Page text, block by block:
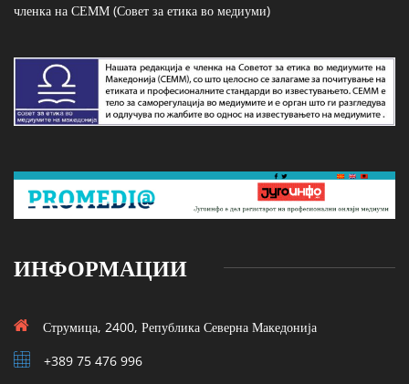
членка на СЕММ (Совет за етика во медиуми)
ИНФОРМАЦИИ
Струмица, 2400, Република Северна Македонија
+389 75 476 996